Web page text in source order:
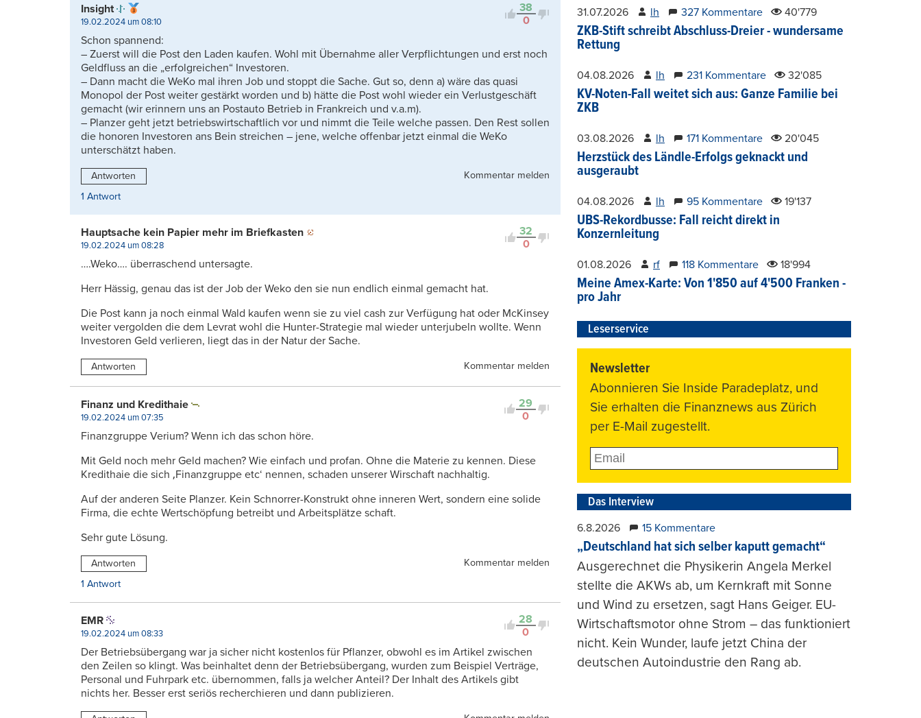
38
0
Insight
19.02.2024 um 08:10
Schon spannend:
– Zuerst will die Post den Laden kaufen. Wohl mit Übernahme aller Verpflichtungen und erst noch
Geldfluss an die „erfolgreichen“ Investoren.
– Dann macht die WeKo mal ihren Job und stoppt die Sache. Gut so, denn a) wäre das quasi
Monopol der Post weiter gestärkt worden und b) hätte die Post wohl wieder ein Verlustgeschäft
gemacht (wir erinnern uns an Postauto Betrieb in Frankreich und v.a.m).
– Planzer geht jetzt betriebswirtschaftlich vor und nimmt die Teile welche passen. Den Rest sollen
die honoren Investoren ans Bein streichen – jene, welche offenbar jetzt einmal die WeKo
unterschätzt haben.
Antworten
Kommentar melden
1 Antwort
32
0
Hauptsache kein Papier mehr im Briefkasten
19.02.2024 um 08:28
….Weko…. überraschend untersagte.
Herr Hässig, genau das ist der Job der Weko den sie nun endlich einmal gemacht hat.
Die Post kann ja noch einmal Wald kaufen wenn sie zu viel cash zur Verfügung hat oder McKinsey
weiter vergolden die dem Levrat wohl die Hunter-Strategie mal wieder unterjubeln wollte. Wenn
Investoren Geld verlieren, liegt das in der Natur der Sache.
Antworten Kommentar melden
29
0
Finanz und Kredithaie
19.02.2024 um 07:35
Finanzgruppe Verium? Wenn ich das schon höre.
Mit Geld noch mehr Geld machen? Wie einfach und profan. Ohne die Materie zu kennen. Diese
Kredithaie die sich ‚Finanzgruppe etc‘ nennen, schaden unserer Wirschaft nachhaltig.
Auf der anderen Seite Planzer. Kein Schnorrer-Konstrukt ohne inneren Wert, sondern eine solide
Firma, die echte Wertschöpfung betreibt und Arbeitsplätze schaft.
Sehr gute Lösung.
Antworten
Kommentar melden
1 Antwort
28
0
EMR
19.02.2024 um 08:33
Der Betriebsübergang war ja sicher nicht kostenlos für Pflanzer, obwohl es im Artikel zwischen
den Zeilen so klingt. Was beinhaltet denn der Betriebsübergang, wurden zum Beispiel Verträge,
Personal und Fuhrpark etc. übernommen, falls ja welcher Anteil? Der Inhalt des Artikels gibt
nichts her. Besser erst seriös recherchieren und dann publizieren.
31.07.2026 lh 327 Kommentare 40'779
ZKB-Stift schreibt Abschluss-Dreier - wundersame
Rettung
04.08.2026 lh 231 Kommentare 32'085
KV-Noten-Fall weitet sich aus: Ganze Familie bei
ZKB
03.08.2026 lh 171 Kommentare 20'045
Herzstück des Ländle-Erfolgs geknackt und
ausgeraubt
04.08.2026 lh 95 Kommentare 19'137
UBS-Rekordbusse: Fall reicht direkt in
Konzernleitung
01.08.2026 rf 118 Kommentare 18'994
Meine Amex-Karte: Von 1'850 auf 4'500 Franken -
pro Jahr
Leserservice
Newsletter
Abonnieren Sie Inside Paradeplatz, und
Sie erhalten die Finanznews aus Zürich
per E-Mail zugestellt.
Das Interview
6.8.2026 15 Kommentare
„Deutschland hat sich selber kaputt gemacht“
Ausgerechnet die Physikerin Angela Merkel
stellte die AKWs ab, um Kernkraft mit Sonne
und Wind zu ersetzen, sagt Hans Geiger. EU-
Wirtschaftsmotor ohne Strom – das funktioniert
nicht. Kein Wunder, laufe jetzt China der
deutschen Autoindustrie den Rang ab.